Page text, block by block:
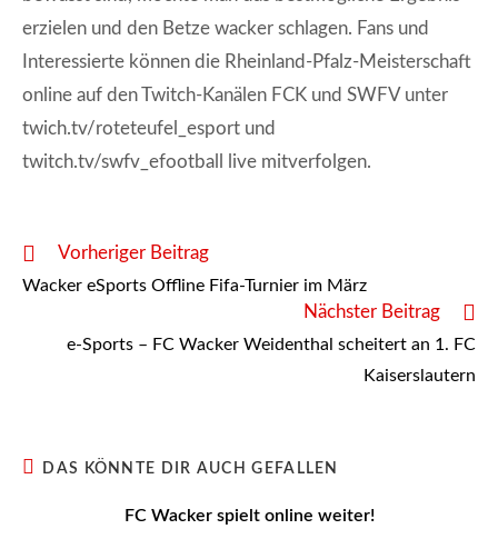
erzielen und den Betze wacker schlagen. Fans und
Interessierte können die Rheinland-Pfalz-Meisterschaft
online auf den Twitch-Kanälen FCK und SWFV unter
twich.tv/roteteufel_esport und
twitch.tv/swfv_efootball live mitverfolgen.
Weitere
ansehen
Vorheriger Beitrag
Wacker eSports Offline Fifa-Turnier im März
Nächster Beitrag
e-Sports – FC Wacker Weidenthal scheitert an 1. FC
Kaiserslautern
DAS KÖNNTE DIR AUCH GEFALLEN
FC Wacker spielt online weiter!